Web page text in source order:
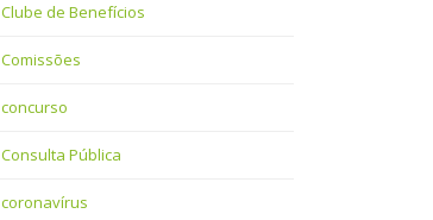
Clube de Benefícios
Comissões
concurso
Consulta Pública
coronavírus